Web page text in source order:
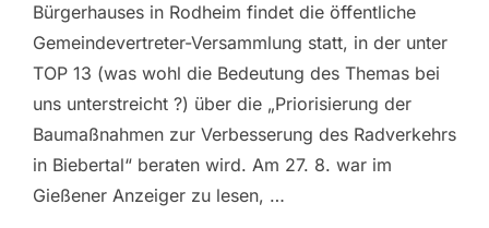
Bürgerhauses in Rodheim findet die öffentliche
Gemeindevertreter-Versammlung statt, in der unter
TOP 13 (was wohl die Bedeutung des Themas bei
uns unterstreicht ?) über die „Priorisierung der
Baumaßnahmen zur Verbesserung des Radverkehrs
in Biebertal“ beraten wird. Am 27. 8. war im
Gießener Anzeiger zu lesen, …